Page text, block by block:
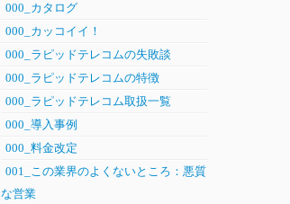
000_カタログ
000_カッコイイ！
000_ラピッドテレコムの失敗談
000_ラピッドテレコムの特徴
000_ラピッドテレコム取扱一覧
000_導入事例
000_料金改定
001_この業界のよくないところ：悪質
な営業